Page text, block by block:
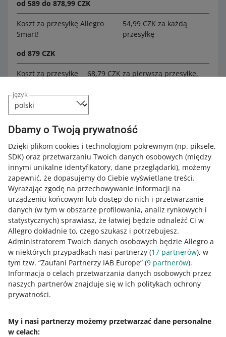
język
Dbamy o Twoją prywatność
Dzięki plikom cookies i technologiom pokrewnym (np. piksele,
SDK) oraz przetwarzaniu Twoich danych osobowych (między
innymi unikalne identyfikatory, dane przeglądarki), możemy
zapewnić, że dopasujemy do Ciebie wyświetlane treści.
Wyrażając zgodę na przechowywanie informacji na
urządzeniu końcowym lub dostęp do nich i przetwarzanie
danych (w tym w obszarze profilowania, analiz rynkowych i
statystycznych) sprawiasz, że łatwiej będzie odnaleźć Ci w
Allegro dokładnie to, czego szukasz i potrzebujesz.
Administratorem Twoich danych osobowych będzie Allegro a
w niektórych przypadkach nasi partnerzy (17 partnerów), w
tym tzw. “Zaufani Partnerzy IAB Europe” (9 partnerów).
Informacja o celach przetwarzania danych osobowych przez
naszych partnerów znajduje się w ich politykach ochrony
prywatności.
My i nasi partnerzy możemy przetwarzać dane personalne
w celach:
od 589 do 878,99 CZK
Koszt za przesyłkę Allegro
Smart!
54,99 CZK za każdą
przesyłkę
od 879 CZK
Koszt za przesyłkę
68,79 CZK za pierwszą przesyłkę,
przesyłkę z tego samego
Do opłaty za przesyłkę Allegro Smart! dla metod z opcją
płatności za pobraniem doliczymy 39 CZK za usługę
pobrania. Od kupującego, oprócz kwoty za towar,
otrzymasz 39 CZK za pobranie.
Zobacz, kiedy dostanieszzwrot opłat za przesyłki Smart!
Rozliczenia przesyłek poza Allegro Smart!
Allegro Kurier DHL Czechy
Usługa podstawowa (dla przesyłek do 10kg) 115 CZK
Usługa dodatkowa: dopłata do przesyłki o
wadze od 10 do 20 kg
115 + 99
CZK
Szacowany czas przewozu